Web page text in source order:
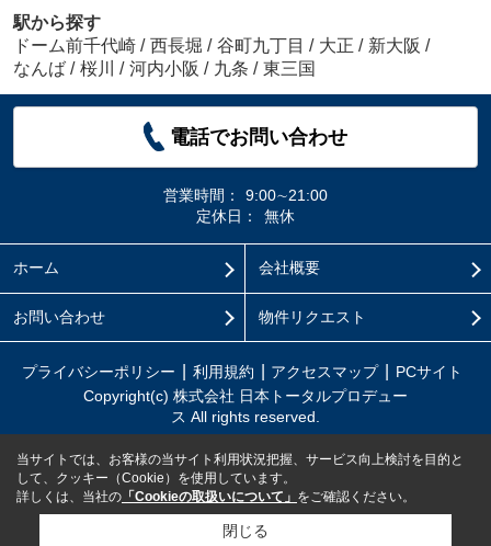
駅から探す
ドーム前千代崎 / 西長堀 / 谷町九丁目 / 大正 / 新大阪 /
なんば / 桜川 / 河内小阪 / 九条 / 東三国
電話でお問い合わせ
営業時間：
9:00∼21:00
定休日：
無休
ホーム 会社概要
お問い合わせ 物件リクエスト
プライバシーポリシー 利用規約 アクセスマップ
PCサイト
Copyright(c) 株式会社 日本トータルプロデュー
ス All rights reserved.
当サイトでは、お客様の当サイト利用状況把握、サービス向上検討を目的と
して、クッキー（Cookie）を使用しています。
詳しくは、当社の 「Cookieの取扱いについて」 をご確認ください。
閉じる